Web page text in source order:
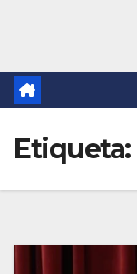
Etiqueta: